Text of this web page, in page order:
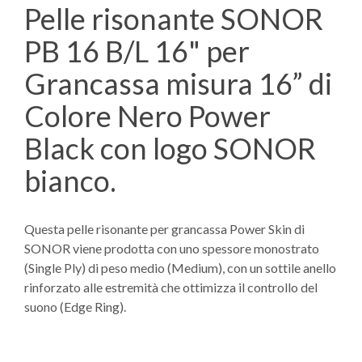
Pelle risonante SONOR
PB 16 B/L 16" per
Grancassa misura 16” di
Colore Nero Power
Black con logo SONOR
bianco.
Questa pelle risonante per grancassa Power Skin di
SONOR viene prodotta con uno spessore monostrato
(Single Ply) di peso medio (Medium), con un sottile anello
rinforzato alle estremità che ottimizza il controllo del
suono (Edge Ring).